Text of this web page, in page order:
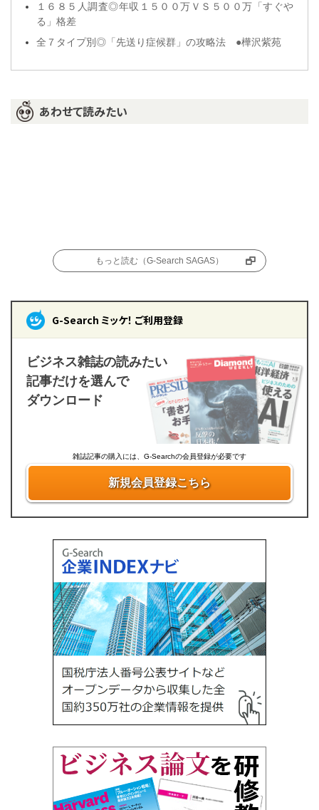
１６８５人調査◎年収１５００万ＶＳ５００万「すぐや
る」格差
全７タイプ別◎「先送り症候群」の攻略法 ●樺沢紫苑
あわせて読みたい
もっと読む（G-Search SAGAS）
G-Search ミッケ！ ご利用登録
ビジネス雑誌の読みたい
記事だけを選んで
ダウンロード
雑誌記事の購入には、G-Searchの会員登録が必要です
新規会員登録こちら